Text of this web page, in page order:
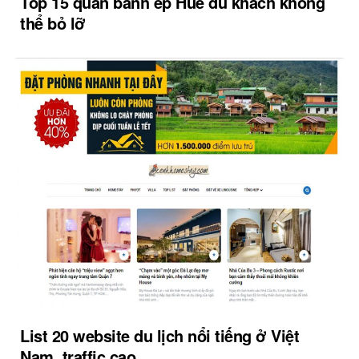
thể bỏ lỡ
List 20 website du lịch nổi tiếng ở Việt